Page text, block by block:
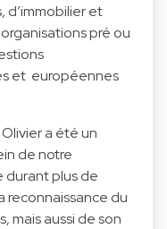
d’immobilier et
pré ou
et européennes
a été un
de notre
plus de
reconnaissance du
mais aussi de son